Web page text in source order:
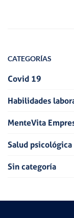
CATEGORÍAS
Covid 19
Habilidades
MenteVita
Salud psicológica
Sin categoría